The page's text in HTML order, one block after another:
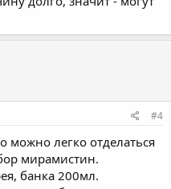
#4
можно легко отделаться
мирамистин.
банка 200мл.